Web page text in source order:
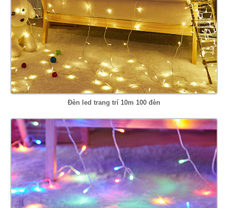
Đèn led trang trí 10m 100 đèn